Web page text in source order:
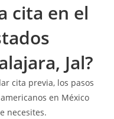
cita en el
Jal?
cita previa, los pasos
en México
necesites.